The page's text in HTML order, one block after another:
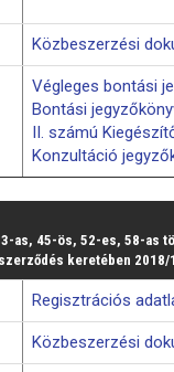
Közbeszerzési
Végleges bontási
Bontási
II. számú
Konzultáció
as, 45-ös, 52-es, 58-as
keretében 2018/1
Regisztrációs
Közbeszerzési